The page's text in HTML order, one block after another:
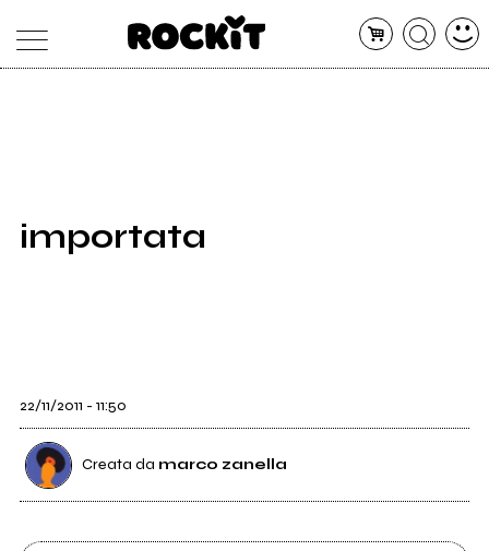
SHOP
RADIO
importata
22/11/2011 - 11:50
Creata da marco zanella